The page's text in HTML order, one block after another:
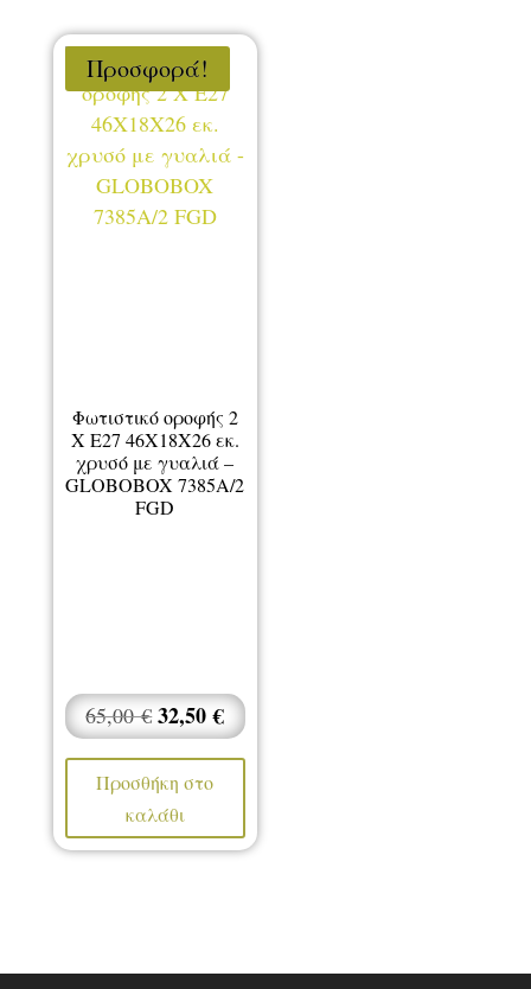
Προσφορά!
Φωτιστικό οροφής 2
Χ Ε27 46Χ18Χ26 εκ.
χρυσό με γυαλιά –
GLOBOBOX 7385A/2
FGD
65,00€Original
price
was:
65,00 €.
32,50€Η
τρέχουσα
32,50 €.
Προσθήκη στο
καλάθι